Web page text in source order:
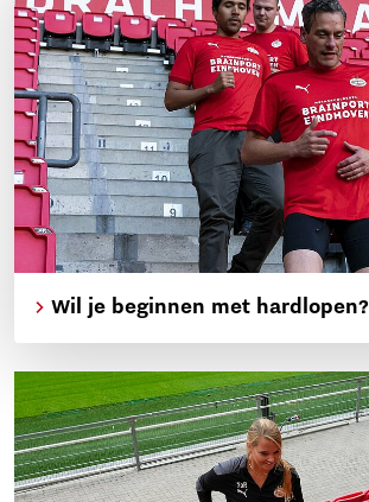
Wil je beginnen met hardlopen?